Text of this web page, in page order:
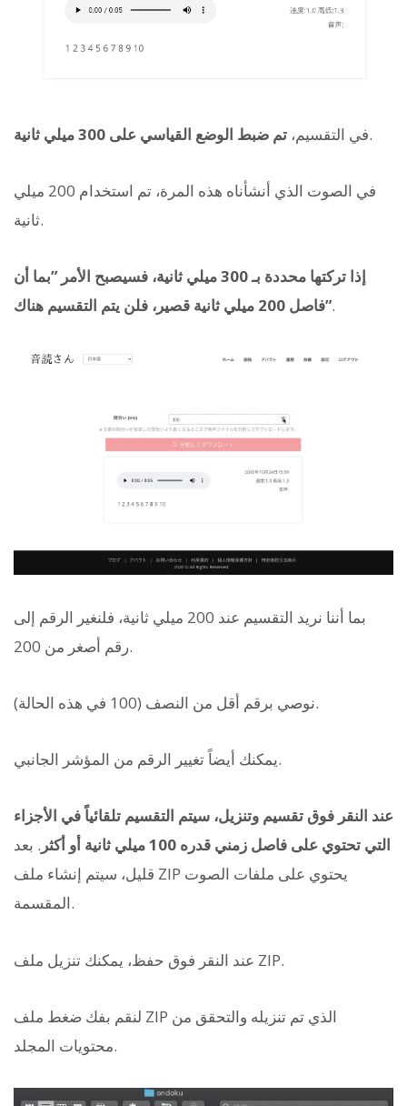
في التقسيم، تم ضبط الوضع القياسي على 300 ميلي ثانية .
في الصوت الذي أنشأناه هذه المرة، تم استخدام 200 ميلي
ثانية.
إذا تركتها محددة بـ 300 ميلي ثانية، فسيصبح الأمر ”بما أن
فاصل 200 ميلي ثانية قصير، فلن يتم التقسيم هناك”.
بما أننا نريد التقسيم عند 200 ميلي ثانية، فلنغير الرقم إلى
رقم أصغر من 200.
نوصي برقم أقل من النصف (100 في هذه الحالة).
يمكنك أيضاً تغيير الرقم من المؤشر الجانبي.
عند النقر فوق تقسيم وتنزيل، سيتم التقسيم تلقائياً في الأجزاء
التي تحتوي على فاصل زمني قدره 100 ميلي ثانية أو أكثر
. بعد
قليل، سيتم إنشاء ملف ZIP يحتوي على ملفات الصوت
المقسمة.
عند النقر فوق حفظ، يمكنك تنزيل ملف ZIP.
لنقم بفك ضغط ملف ZIP الذي تم تنزيله والتحقق من
محتويات المجلد.